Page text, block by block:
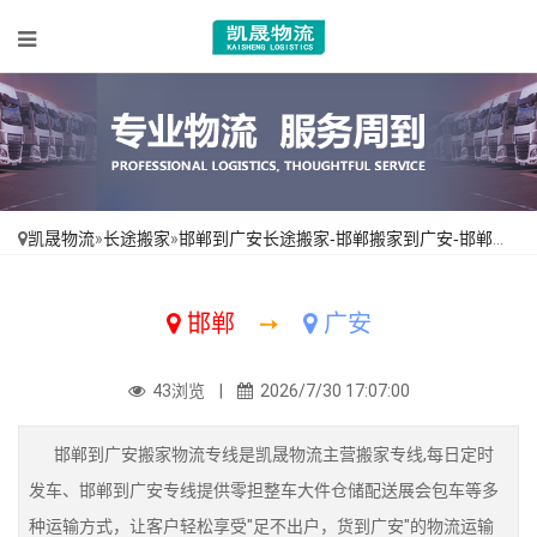
凯晟物流»长途搬家»邯郸到广安长途搬家-邯郸搬家到广安-邯郸到广安搬家公司
邯郸 ➙ 广安
43浏览 | 2026/7/30 17:07:00
邯郸到广安搬家物流专线是凯晟物流主营搬家专线,每日定时
发车、邯郸到广安专线提供零担整车大件仓储配送展会包车等多
种运输方式，让客户轻松享受"足不出户，货到广安"的物流运输